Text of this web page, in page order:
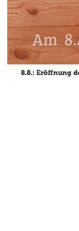
8.8.: Eröffnung